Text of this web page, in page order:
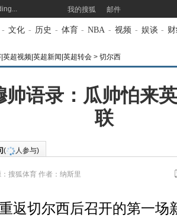
我的搜狐 邮件
- 文化 - 历史 - 体育 - NBA - 视频 - 娱谈 -
英超视频|英超新闻|英超转会 > 切尔西
帅语录：瓜帅怕来
联
( 人参与)
搜狐体育 作者：纳斯里
切尔西后召开的第一场